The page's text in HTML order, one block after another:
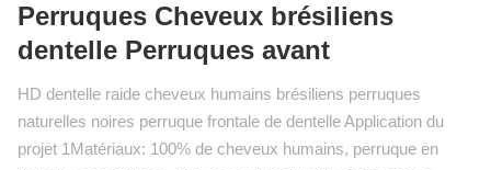
Perruques Cheveux brésiliens
dentelle Perruques avant
HD dentelle raide cheveux humains brésiliens perruques
naturelles noires perruque frontale de dentelle Application du
projet 1Matériaux: 100% de cheveux humains, perruque en